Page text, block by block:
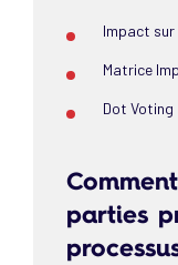
Impact sur
Matrice
Dot Voting
parties